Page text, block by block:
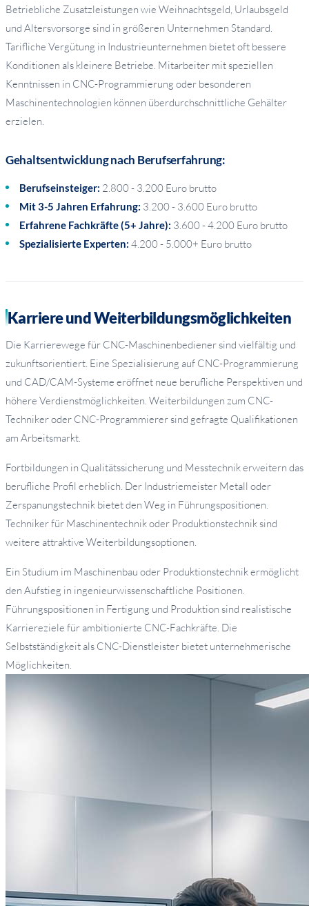
Betriebliche Zusatzleistungen wie Weihnachtsgeld, Urlaubsgeld
und Altersvorsorge sind in größeren Unternehmen Standard.
Tarifliche Vergütung in Industrieunternehmen bietet oft bessere
Konditionen als kleinere Betriebe. Mitarbeiter mit speziellen
Kenntnissen in CNC-Programmierung oder besonderen
Maschinentechnologien können überdurchschnittliche Gehälter
erzielen.
Gehaltsentwicklung nach Berufserfahrung:
Berufseinsteiger: 2.800 - 3.200 Euro brutto
Mit 3-5 Jahren Erfahrung: 3.200 - 3.600 Euro brutto
Erfahrene Fachkräfte (5+ Jahre): 3.600 - 4.200 Euro brutto
Spezialisierte Experten: 4.200 - 5.000+ Euro brutto
Karriere und Weiterbildungsmöglichkeiten
Die Karrierewege für CNC-Maschinenbediener sind vielfältig und
zukunftsorientiert. Eine Spezialisierung auf CNC-Programmierung
und CAD/CAM-Systeme eröffnet neue berufliche Perspektiven und
höhere Verdienstmöglichkeiten. Weiterbildungen zum CNC-
Techniker oder CNC-Programmierer sind gefragte Qualifikationen
am Arbeitsmarkt.
Fortbildungen in Qualitätssicherung und Messtechnik erweitern das
berufliche Profil erheblich. Der Industriemeister Metall oder
Zerspanungstechnik bietet den Weg in Führungspositionen.
Techniker für Maschinentechnik oder Produktionstechnik sind
weitere attraktive Weiterbildungsoptionen.
Ein Studium im Maschinenbau oder Produktionstechnik ermöglicht
den Aufstieg in ingenieurwissenschaftliche Positionen.
Führungspositionen in Fertigung und Produktion sind realistische
Karriereziele für ambitionierte CNC-Fachkräfte. Die
Selbstständigkeit als CNC-Dienstleister bietet unternehmerische
Möglichkeiten.